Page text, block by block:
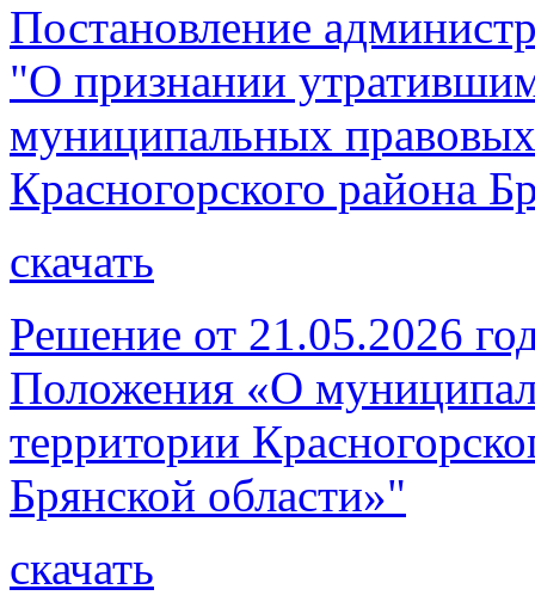
Постановление
"О признании
муниципальных
Красногорского района
скачать
Решение от 21.05.2026
Положения «О
территории
Брянской области»"
скачать